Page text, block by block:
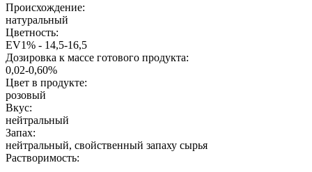
Происхождение:
натуральный
Цветность:
EV1% - 14,5-16,5
Дозировка к массе готового продукта:
0,02-0,60%
Цвет в продукте:
розовый
Вкус:
нейтральный
Запах:
нейтральный, свойственный запаху сырья
Растворимость: